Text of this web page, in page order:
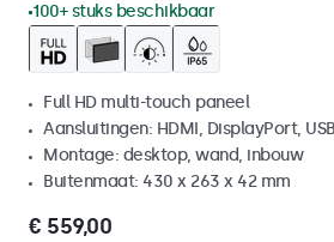
100+ stuks beschikbaar
Full HD multi-touch paneel
Aansluitingen: HDMI, DisplayPort,
Montage: desktop, wand, inbouw
Buitenmaat: 430 x 263 x 42 mm
€ 559,00